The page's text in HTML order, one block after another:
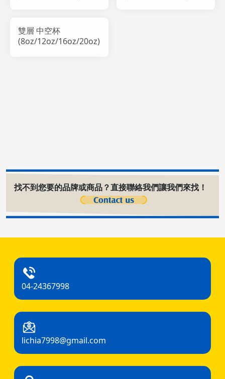
雙層 中空杯
(8oz/12oz/16oz/20oz)
找不到您要的品牌或商品？直接聯絡我們讓我們來找！
04-24367998
lichia7998@gmail.com